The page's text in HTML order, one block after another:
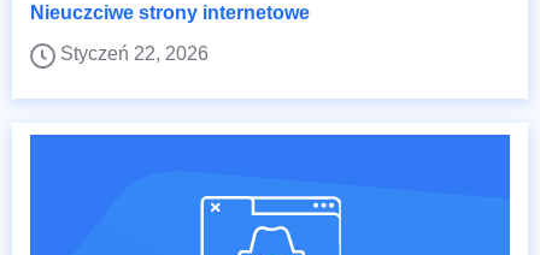
Nieuczciwe strony internetowe
Styczeń 22, 2026